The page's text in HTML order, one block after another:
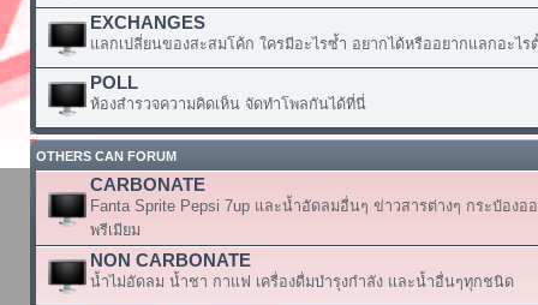
EXCHANGES
แลกเปลี่ยนของสะสมโค้ก ใครมีอะไรซ้ำ อยากได้หรืออยากแลกอะไร
POLL
ห้องสำรวจความคิดเห็น จัดทำโพลกันได้ที่นี่
OTHERS CAN FORUM
CARBONATE
Fanta Sprite Pepsi 7up และน้ำอัดลมอื่นๆ ข่าวสารต่างๆ กระป๋องอ
พรีเมียม
NON CARBONATE
น้ำไม่อัดลม น้ำชา กาแฟ เครื่องดื่มบำรุงกำลัง และน้ำอื่นๆทุกชนิด